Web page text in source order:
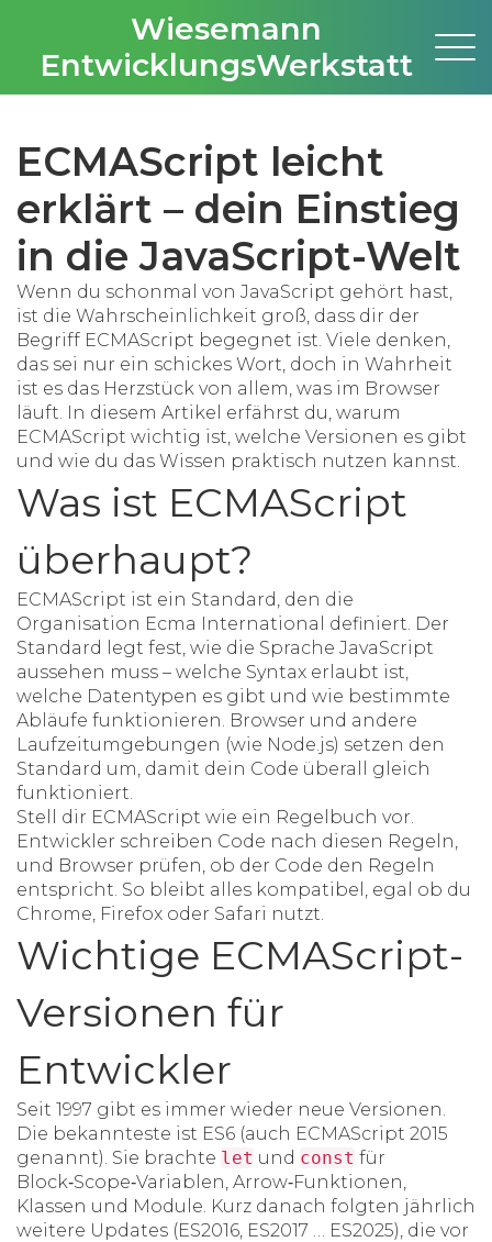
Wiesemann
EntwicklungsWerkstatt
ECMAScript leicht
erklärt – dein Einstieg
in die JavaScript-Welt
Wenn du schonmal von JavaScript gehört hast,
ist die Wahrscheinlichkeit groß, dass dir der
Begriff ECMAScript begegnet ist. Viele denken,
das sei nur ein schickes Wort, doch in Wahrheit
ist es das Herzstück von allem, was im Browser
läuft. In diesem Artikel erfährst du, warum
ECMAScript wichtig ist, welche Versionen es gibt
und wie du das Wissen praktisch nutzen kannst.
Was ist ECMAScript
überhaupt?
ECMAScript ist ein Standard, den die
Organisation Ecma International
definiert. Der
Standard legt fest, wie die Sprache JavaScript
aussehen muss – welche Syntax erlaubt ist,
welche Datentypen es gibt und wie bestimmte
Abläufe funktionieren. Browser und andere
Laufzeitumgebungen (wie Node.js) setzen den
Standard um, damit dein Code überall gleich
funktioniert.
Stell dir ECMAScript wie ein Regelbuch vor.
Entwickler schreiben Code nach diesen Regeln,
und Browser prüfen, ob der Code den Regeln
entspricht. So bleibt alles kompatibel, egal ob du
Chrome, Firefox oder Safari nutzt.
Wichtige ECMAScript-
Versionen für
Entwickler
Seit 1997 gibt es immer wieder neue Versionen.
Die bekannteste ist ES6 (auch ECMAScript 2015
genannt). Sie brachte let und const für
Block‑Scope‑Variablen, Arrow‑Funktionen,
Klassen und Module. Kurz danach folgten jährlich
weitere Updates (ES2016, ES2017 … ES2025), die vor